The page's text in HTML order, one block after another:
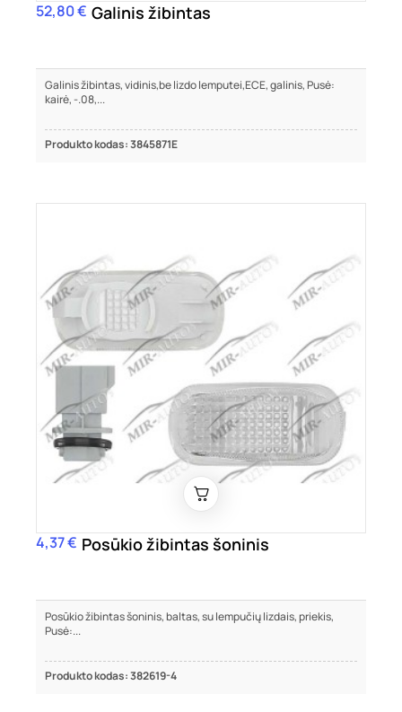
Kaina
52,80 € Galinis žibintas
Galinis žibintas, vidinis,be lizdo lemputei,ECE, galinis, Pusė:
kairė, -.08,...
Produkto kodas: 3845871E
Kaina
4,37 € Posūkio žibintas šoninis
Posūkio žibintas šoninis, baltas, su lempučių lizdais, priekis,
Pusė:...
Produkto kodas: 382619-4